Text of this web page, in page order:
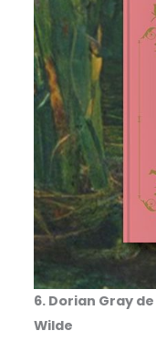
6. Dorian Gray de
Wilde